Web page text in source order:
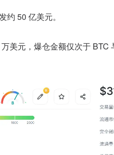
50 亿美元。
万美元，爆仓金额仅次于 BTC